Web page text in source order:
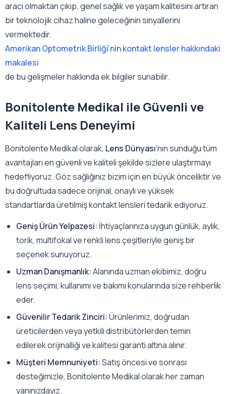
aracı olmaktan çıkıp, genel sağlık ve yaşam kalitesini artıran
bir teknolojik cihaz haline geleceğinin sinyallerini
vermektedir.
Amerikan Optometrik Birliği’nin kontakt lensler hakkındaki
makalesi
de bu gelişmeler hakkında ek bilgiler sunabilir.
Bonitolente Medikal ile Güvenli ve
Kaliteli Lens Deneyimi
Bonitolente Medikal olarak, Lens Dünyası‘nın sunduğu tüm
avantajları en güvenli ve kaliteli şekilde sizlere ulaştırmayı
hedefliyoruz. Göz sağlığınız bizim için en büyük önceliktir ve
bu doğrultuda sadece orijinal, onaylı ve yüksek
standartlarda üretilmiş kontakt lensleri tedarik ediyoruz.
Geniş Ürün Yelpazesi: İhtiyaçlarınıza uygun günlük, aylık,
torik, multifokal ve renkli lens çeşitleriyle geniş bir
seçenek sunuyoruz.
Uzman Danışmanlık:Alanında uzman ekibimiz, doğru
lens seçimi, kullanımı ve bakımı konularında size rehberlik
eder.
Güvenilir Tedarik Zinciri:Ürünlerimiz, doğrudan
üreticilerden veya yetkili distribütörlerden temin
edilerek orijinalliği ve kalitesi garanti altına alınır.
Müşteri Memnuniyeti:Satış öncesi ve sonrası
desteğimizle, Bonitolente Medikal olarak her zaman
yanınızdayız.